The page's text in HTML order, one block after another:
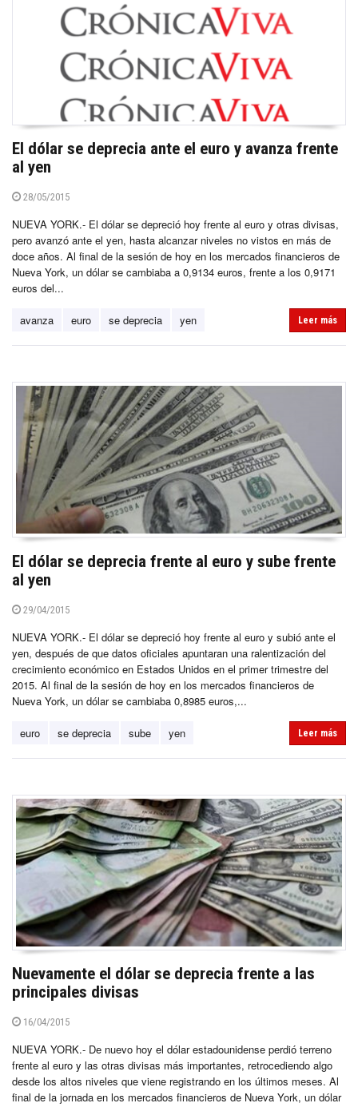
El dólar se deprecia ante el euro y avanza frente
al yen
28/05/2015
NUEVA YORK.- El dólar se depreció hoy frente al euro y otras divisas,
pero avanzó ante el yen, hasta alcanzar niveles no vistos en más de
doce años. Al final de la sesión de hoy en los mercados financieros de
Nueva York, un dólar se cambiaba a 0,9134 euros, frente a los 0,9171
euros del...
avanza euro se deprecia yen Leer más
El dólar se deprecia frente al euro y sube frente
al yen
29/04/2015
NUEVA YORK.- El dólar se depreció hoy frente al euro y subió ante el
yen, después de que datos oficiales apuntaran una ralentización del
crecimiento económico en Estados Unidos en el primer trimestre del
2015. Al final de la sesión de hoy en los mercados financieros de
Nueva York, un dólar se cambiaba 0,8985 euros,...
euro se deprecia sube yen Leer más
Nuevamente el dólar se deprecia frente a las
principales divisas
16/04/2015
NUEVA YORK.- De nuevo hoy el dólar estadounidense perdió terreno
frente al euro y las otras divisas más importantes, retrocediendo algo
desde los altos niveles que viene registrando en los últimos meses. Al
final de la jornada en los mercados financieros de Nueva York, un dólar